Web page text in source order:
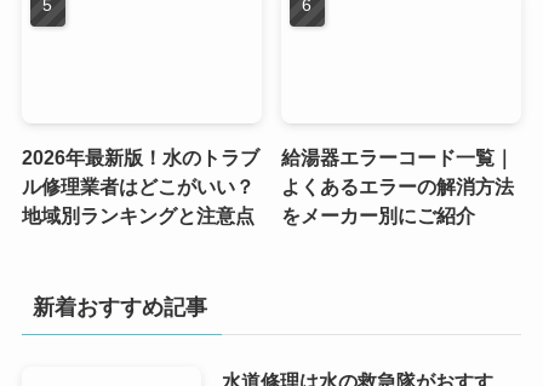
2026年最新版！水のトラブ
ル修理業者はどこがいい？
地域別ランキングと注意点
給湯器エラーコード一覧｜
よくあるエラーの解消方法
をメーカー別にご紹介
新着おすすめ記事